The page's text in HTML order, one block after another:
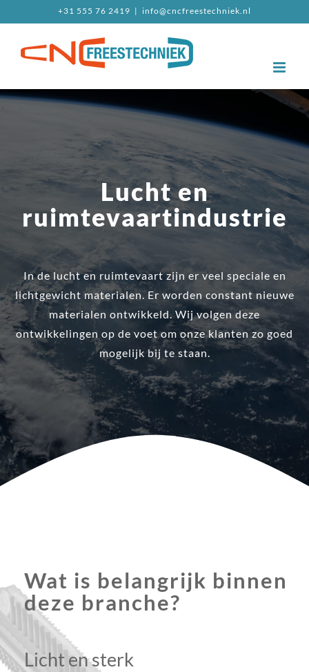
naar
inhoud
+31 555 76 2419 | info@cncfreestechniek.nl
Lucht en
ruimtevaartindustrie
In de lucht en ruimtevaart zijn er veel speciale en
lichtgewicht materialen. Er worden constant nieuwe
materialen ontwikkeld. Wij volgen deze
ontwikkelingen op de voet om onze klanten zo goed
mogelijk bij te staan.
Wat is belangrijk binnen
deze branche?
Licht en sterk